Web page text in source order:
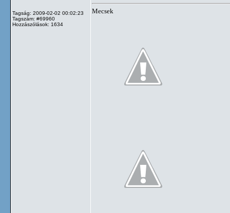
Tagság: 2009-02-02 00:02:23
Tagszám: #69960
Hozzászólások: 1634
Mecsek